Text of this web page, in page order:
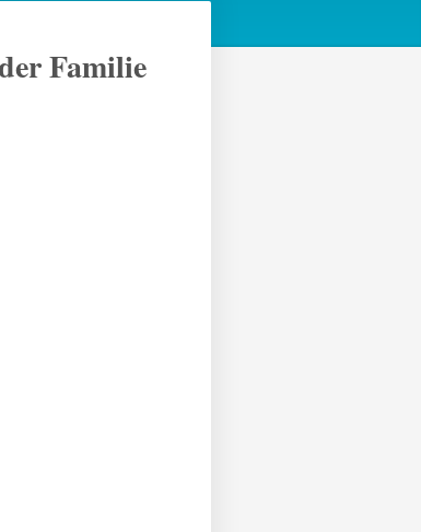
Familie